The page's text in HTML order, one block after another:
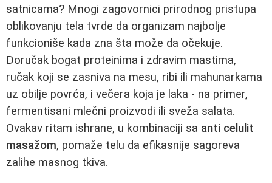
satnicama? Mnogi zagovornici prirodnog pristupa
oblikovanju tela tvrde da organizam najbolje
funkcioniše kada zna šta može da očekuje.
Doručak bogat proteinima i zdravim mastima,
ručak koji se zasniva na mesu, ribi ili mahunarkama
uz obilje povrća, i večera koja je laka - na primer,
fermentisani mlečni proizvodi ili sveža salata.
Ovakav ritam ishrane, u kombinaciji sa anti celulit
masažom, pomaže telu da efikasnije sagoreva
zalihe masnog tkiva.